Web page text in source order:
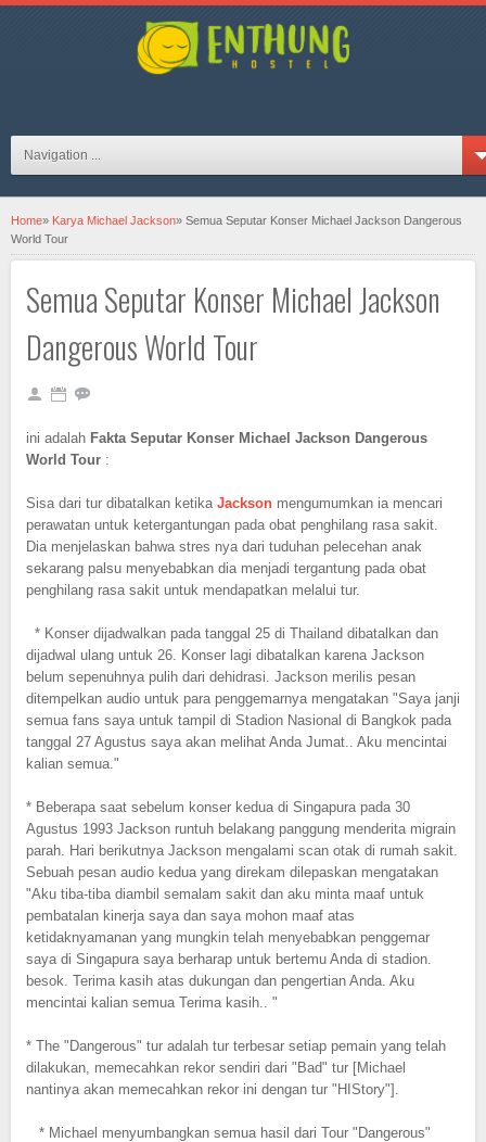
Navigation ...
Home» Karya Michael Jackson» Semua Seputar Konser Michael Jackson Dangerous
World Tour
Semua Seputar Konser Michael Jackson
Dangerous World Tour
ini adalah Fakta Seputar Konser Michael Jackson Dangerous
World Tour :
Sisa dari tur dibatalkan ketika Jackson mengumumkan ia mencari
perawatan untuk ketergantungan pada obat penghilang rasa sakit.
Dia menjelaskan bahwa stres nya dari tuduhan pelecehan anak
sekarang palsu menyebabkan dia menjadi tergantung pada obat
penghilang rasa sakit untuk mendapatkan melalui tur.
* Konser dijadwalkan pada tanggal 25 di Thailand dibatalkan dan
dijadwal ulang untuk 26. Konser lagi dibatalkan karena Jackson
belum sepenuhnya pulih dari dehidrasi. Jackson merilis pesan
ditempelkan audio untuk para penggemarnya mengatakan "Saya janji
semua fans saya untuk tampil di Stadion Nasional di Bangkok pada
tanggal 27 Agustus saya akan melihat Anda Jumat.. Aku mencintai
kalian semua."
* Beberapa saat sebelum konser kedua di Singapura pada 30
Agustus 1993 Jackson runtuh belakang panggung menderita migrain
parah. Hari berikutnya Jackson mengalami scan otak di rumah sakit.
Sebuah pesan audio kedua yang direkam dilepaskan mengatakan
"Aku tiba-tiba diambil semalam sakit dan aku minta maaf untuk
pembatalan kinerja saya dan saya mohon maaf atas
ketidaknyamanan yang mungkin telah menyebabkan penggemar
saya di Singapura saya berharap untuk bertemu Anda di stadion.
besok. Terima kasih atas dukungan dan pengertian Anda. Aku
mencintai kalian semua Terima kasih.. "
* The "Dangerous" tur adalah tur terbesar setiap pemain yang telah
dilakukan, memecahkan rekor sendiri dari "Bad" tur [Michael
nantinya akan memecahkan rekor ini dengan tur "HIStory"].
* Michael menyumbangkan semua hasil dari Tour "Dangerous"